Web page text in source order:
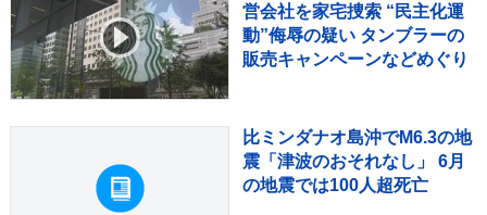
営会社を家宅捜索 “民主化運
動”侮辱の疑い タンブラーの
販売キャンペーンなどめぐり
比ミンダナオ島沖でM6.3の地
震「津波のおそれなし」 6月
の地震では100人超死亡